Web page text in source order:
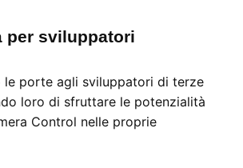
per sviluppatori
le porte agli sviluppatori di terze
loro di sfruttare le potenzialità
Control nelle proprie